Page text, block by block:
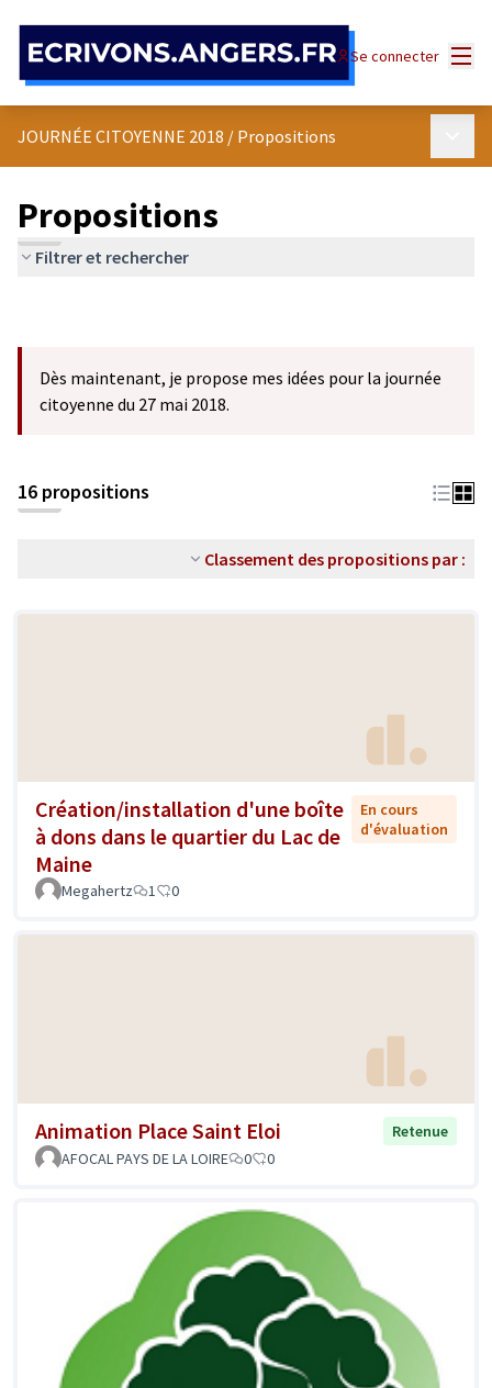
Se connecter
JOURNÉE CITOYENNE 2018 / Propositions
Propositions
Filtrer et rechercher
Dès maintenant, je propose mes idées pour la journée
citoyenne du 27 mai 2018.
16 propositions
Classement des propositions par :
Création/installation d'une boîte
à dons dans le quartier du Lac de
Maine
En cours
d'évaluation
Megahertz 1 0
Animation Place Saint Eloi
Retenue
AFOCAL PAYS DE LA LOIRE
0 0